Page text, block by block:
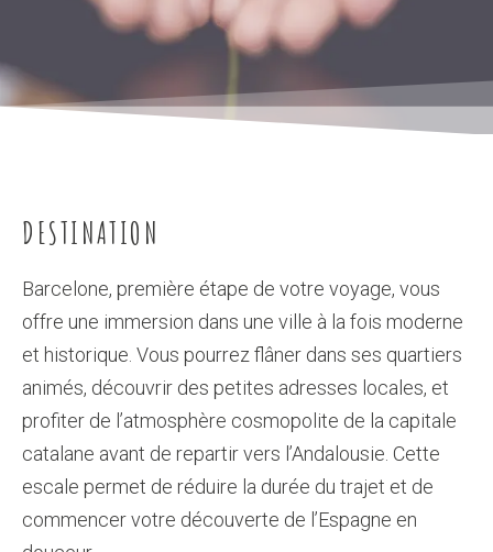
DESTINATION
Barcelone, première étape de votre voyage, vous
offre une immersion dans une ville à la fois moderne
et historique. Vous pourrez flâner dans ses quartiers
animés, découvrir des petites adresses locales, et
profiter de l’atmosphère cosmopolite de la capitale
catalane avant de repartir vers l’Andalousie. Cette
escale permet de réduire la durée du trajet et de
commencer votre découverte de l’Espagne en